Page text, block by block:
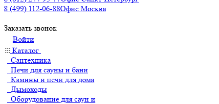
8 (499) 112-06-88Офис Москва
Заказать звонок
Войти
Каталог
Сантехника
Печи для сауны и бани
Камины и печи для дома
Дымоходы
Оборудование для саун и